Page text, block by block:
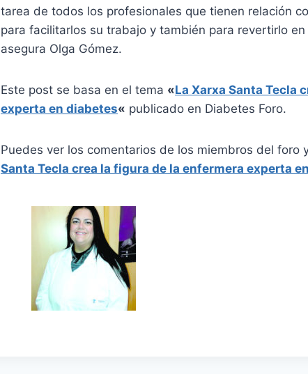
tarea de todos los profesionales que tienen relación
para facilitarlos su trabajo y también para revertirlo
asegura Olga Gómez.
Este post se basa en el tema «La Xarxa Santa Tecla
experta en diabetes« publicado en Diabetes Foro.
Puedes ver los comentarios de los miembros del foro
Santa Tecla crea la figura de la enfermera experta